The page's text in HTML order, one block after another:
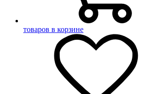
товаров в корзине